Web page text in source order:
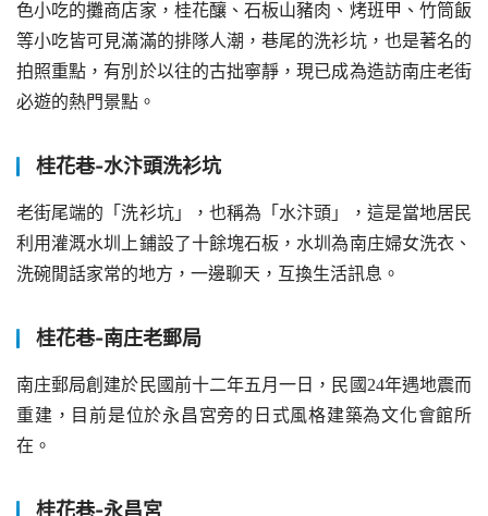
色小吃的攤商店家，桂花釀、石板山豬肉、烤班甲、竹筒飯
等小吃皆可見滿滿的排隊人潮，巷尾的洗衫坑，也是著名的
拍照重點，有別於以往的古拙寧靜，現已成為造訪南庄老街
必遊的熱門景點。
桂花巷-水汴頭洗衫坑
老街尾端的「洗衫坑」，也稱為「水汴頭」，這是當地居民
利用灌溉水圳上鋪設了十餘塊石板，水圳為南庄婦女洗衣、
洗碗閒話家常的地方，一邊聊天，互換生活訊息。
桂花巷-南庄老郵局
南庄郵局創建於民國前十二年五月一日，民國24年遇地震而
重建，目前是位於永昌宮旁的日式風格建築為文化會館所
在。
桂花巷-永昌宮